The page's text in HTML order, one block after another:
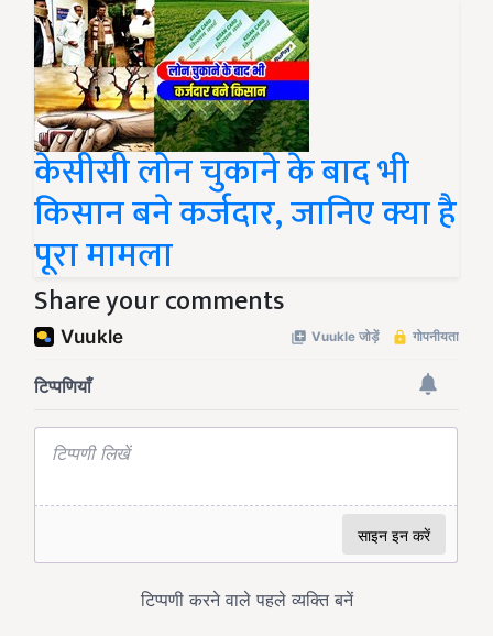
केसीसी लोन चुकाने के बाद भी
किसान बने कर्जदार, जानिए क्या है
पूरा मामला
Share your comments